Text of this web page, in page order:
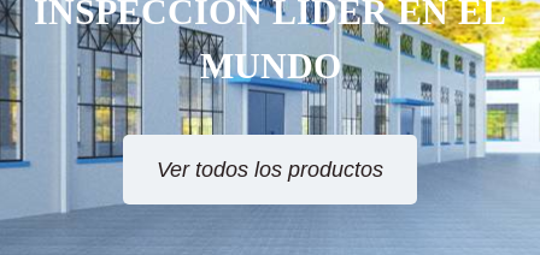
SERVICIO RÁPIDO
Ver todos los productos